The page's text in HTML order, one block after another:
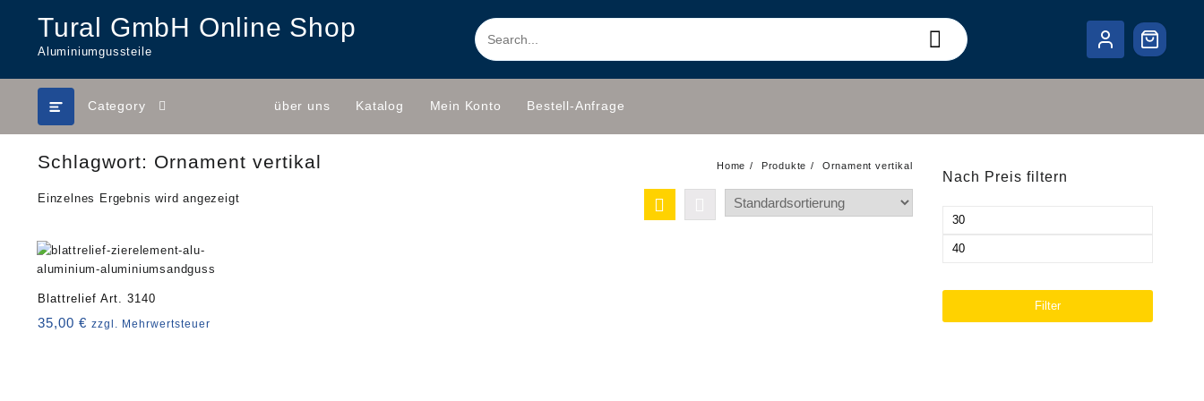
content
Tural GmbH Online Shop
Aluminiumgussteile
Category über uns Katalog Mein Konto Bestell-Anfrage
Schlagwort: Ornament vertikal Home Produkte Ornament vertikal
Einzelnes Ergebnis wird angezeigt
Blattrelief Art. 3140
35,00 € zzgl. Mehrwertsteuer
Nach Preis filtern
Min.
Max.
Filter